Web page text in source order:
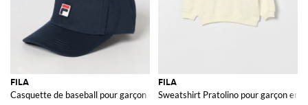
FILA
Casquette de baseball pour garçon en twill de coton avec logo brodé
FILA
Sweatshirt Pratolino pour garçon en